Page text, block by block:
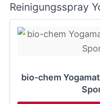
Reinigungsspray
bio-chem